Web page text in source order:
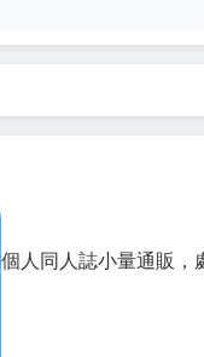
個人同人誌小量通販，